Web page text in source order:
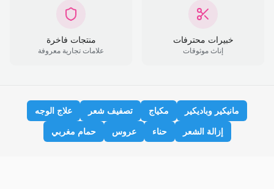
خبيرات محترفات
إناث موثوقات
منتجات فاخرة
علامات تجارية معروفة
مانيكير وباديكير مكياج تصفيف شعر
علاج الوجه
إزالة الشعر
حناء عروس حمام مغربي